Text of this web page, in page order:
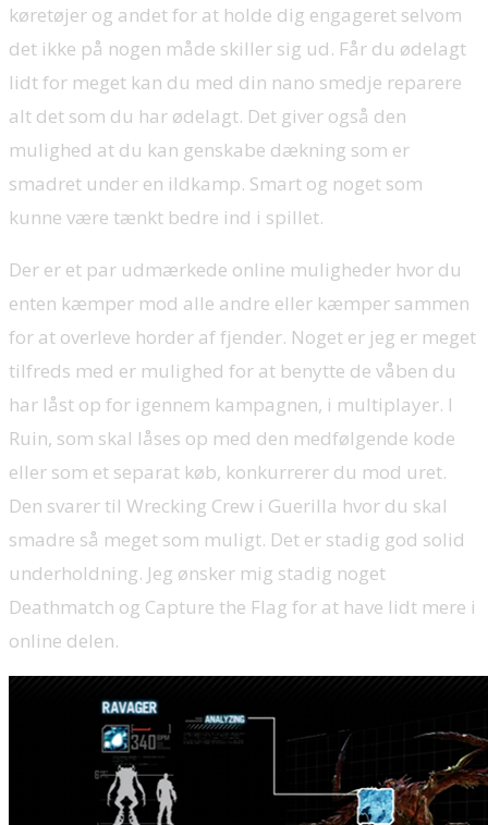
køretøjer og andet for at holde dig engageret selvom
det ikke på nogen måde skiller sig ud. Får du ødelagt
lidt for meget kan du med din nano smedje reparere
alt det som du har ødelagt. Det giver også den
mulighed at du kan genskabe dækning som er
smadret under en ildkamp. Smart og noget som
kunne være tænkt bedre ind i spillet.
Der er et par udmærkede online muligheder hvor du
enten kæmper mod alle andre eller kæmper sammen
for at overleve horder af fjender. Noget er jeg er meget
tilfreds med er mulighed for at benytte de våben du
har låst op for igennem kampagnen, i multiplayer. I
Ruin, som skal låses op med den medfølgende kode
eller som et separat køb, konkurrerer du mod uret.
Den svarer til Wrecking Crew i Guerilla hvor du skal
smadre så meget som muligt. Det er stadig god solid
underholdning. Jeg ønsker mig stadig noget
Deathmatch og Capture the Flag for at have lidt mere i
online delen.